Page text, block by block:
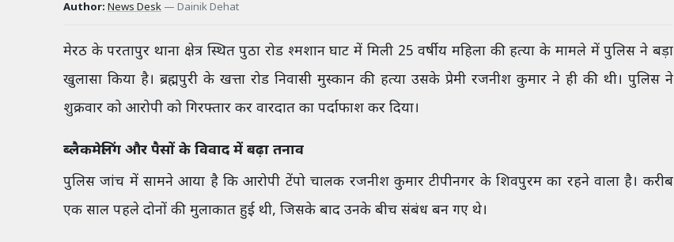
Author: News Desk — Dainik Dehat
मेरठ के परतापुर थाना क्षेत्र स्थित पुठा रोड श्मशान घाट में मिली 25 वर्षीय महिला की हत्या के मामले में पुलिस ने बड़ा
खुलासा किया है। ब्रह्मपुरी के खत्ता रोड निवासी मुस्कान की हत्या उसके प्रेमी रजनीश कुमार ने ही की थी। पुलिस ने
शुक्रवार को आरोपी को गिरफ्तार कर वारदात का पर्दाफाश कर दिया।
ब्लैकमेलिंग और पैसों के विवाद में बढ़ा तनाव
पुलिस जांच में सामने आया है कि आरोपी टेंपो चालक रजनीश कुमार टीपीनगर के शिवपुरम का रहने वाला है। करीब
एक साल पहले दोनों की मुलाकात हुई थी, जिसके बाद उनके बीच संबंध बन गए थे।